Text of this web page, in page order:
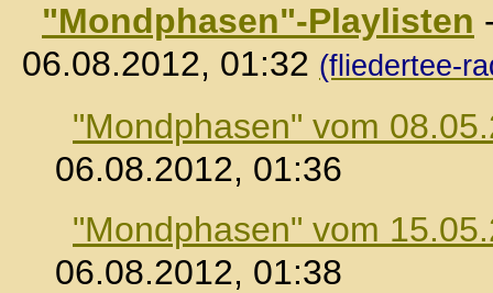
"Mondphasen"-Playlisten
06.08.2012, 01:32 (fliedertee-
"Mondphasen" vom
06.08.2012, 01:36
"Mondphasen" vom
06.08.2012, 01:38